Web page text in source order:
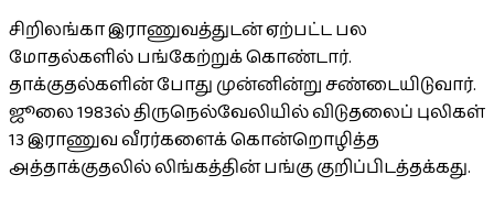
சிறிலங்கா இராணுவத்துடன் ஏற்பட்ட பல
மோதல்களில் பங்கேற்றுக் கொண்டார்.
தாக்குதல்களின் போது முன்னின்று சண்டையிடுவார்.
ஜூலை 1983ல் திருநெல்வேலியில் விடுதலைப் புலிகள்
13 இராணுவ வீரர்களைக் கொன்றொழித்த
அத்தாக்குதலில் லிங்கத்தின் பங்கு குறிப்பிடத்தக்கது.